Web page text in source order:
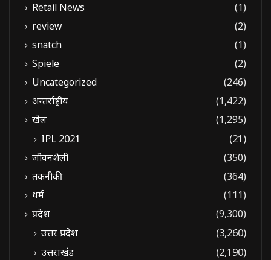
Retail News
(1)
review
(2)
snatch
(1)
Spiele
(2)
Uncategorized
(246)
अन्तर्राष्ट्रीय
(1,422)
खेल
(1,295)
IPL 2021 (21)
जीवनशैली
(350)
तकनीकी
(364)
धर्म
(111)
प्रदेश
(9,300)
उत्तर प्रदेश
(3,260)
उत्तराखंड
(2,190)